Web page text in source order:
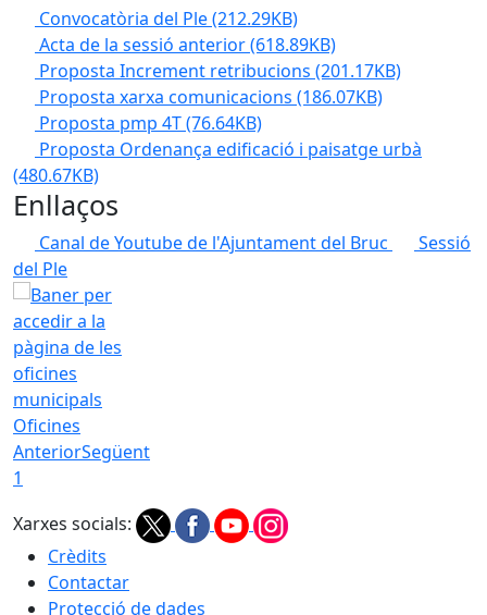
Convocatòria del Ple(212.29KB)
Acta de la sessió anterior(618.89KB)
Proposta Increment retribucions (201.17KB)
Proposta xarxa comunicacions (186.07KB)
Proposta pmp 4T(76.64KB)
Proposta Ordenança edificació i paisatge urbà
(480.67KB)
Enllaços
Canal de Youtube de l'Ajuntament del Bruc
Sessió
del Ple
Oficines
AnteriorSegüent
1
Xarxes socials:
Crèdits
Contactar
Protecció de dades